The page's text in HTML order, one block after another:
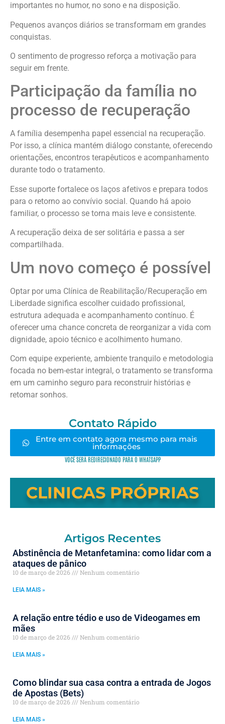
importantes no humor, no sono e na disposição.
Pequenos avanços diários se transformam em grandes
conquistas.
O sentimento de progresso reforça a motivação para
seguir em frente.
Participação da família no
processo de recuperação
A família desempenha papel essencial na recuperação.
Por isso, a clínica mantém diálogo constante, oferecendo
orientações, encontros terapêuticos e acompanhamento
durante todo o tratamento.
Esse suporte fortalece os laços afetivos e prepara todos
para o retorno ao convívio social. Quando há apoio
familiar, o processo se torna mais leve e consistente.
A recuperação deixa de ser solitária e passa a ser
compartilhada.
Um novo começo é possível
Optar por uma Clínica de Reabilitação/Recuperação em
Liberdade significa escolher cuidado profissional,
estrutura adequada e acompanhamento contínuo. É
oferecer uma chance concreta de reorganizar a vida com
dignidade, apoio técnico e acolhimento humano.
Com equipe experiente, ambiente tranquilo e metodologia
focada no bem-estar integral, o tratamento se transforma
em um caminho seguro para reconstruir histórias e
retomar sonhos.
Contato Rápido
Entre em contato agora mesmo para mais
informações
VOCÊ SERÁ REDIRECIONADO PARA O WHATSAPP
CLINICAS PRÓPRIAS
Artigos Recentes
Abstinência de Metanfetamina: como lidar com a
ataques de pânico
10 de março de 2026 Nenhum comentário
LEIA MAIS »
A relação entre tédio e uso de Videogames em
mães
10 de março de 2026 Nenhum comentário
LEIA MAIS »
Como blindar sua casa contra a entrada de Jogos
de Apostas (Bets)
10 de março de 2026 Nenhum comentário
LEIA MAIS »